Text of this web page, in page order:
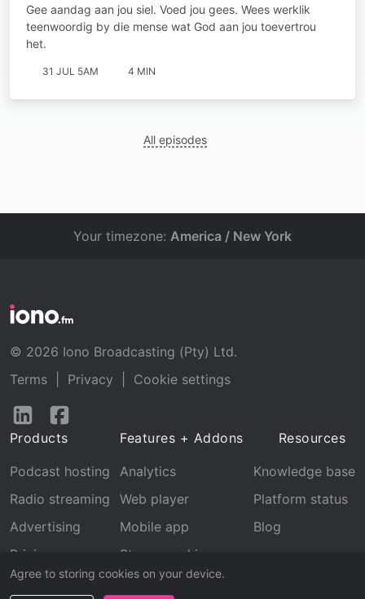
Gee aandag aan jou siel. Voed jou gees. Wees werklik
teenwoordig by die mense wat God aan jou toevertrou
het.
31 JUL 5AM 4 MIN
All episodes
Agree to storing cookies on your device.
Your timezone: America / New York
© 2026 Iono Broadcasting (Pty) Ltd.
Terms
Privacy
Cookie settings
Follow
LinkedInFacebook
Products
Podcast hosting
Radio streaming
Advertising
Pricing
Features + Addons
Analytics
Web player
Mobile app
Stream archive
Recognition
Resources
Knowledge base
Platform status
Blog